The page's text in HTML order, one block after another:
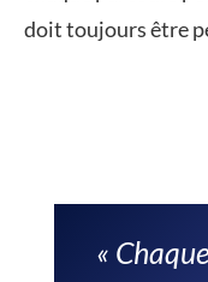
doit toujours être
«